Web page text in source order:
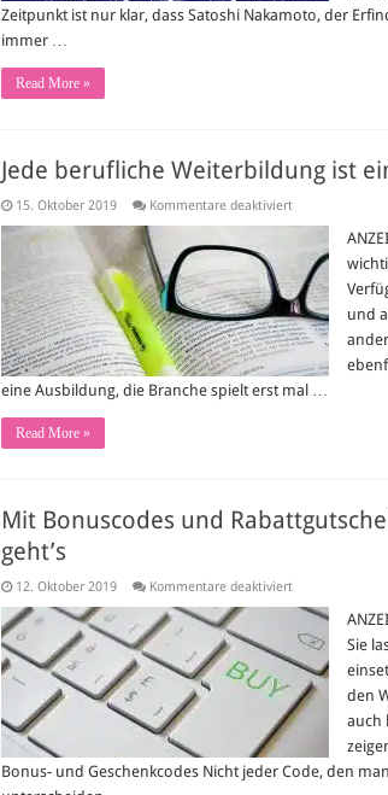
Zeitpunkt ist nur klar, dass Satoshi Nakamoto, der
immer …
Read More »
Jede berufliche Weiterbildung ist
15. Oktober 2019 Kommentare deaktiviertfür
berufliche
Weiterbildung
ein
Schritt
nach
vorne
und
eine Ausbildung, die Branche spielt erst mal …
Read More »
Mit Bonuscodes und
geht’s
12. Oktober 2019 Kommentare deaktiviertfür
Bonuscodes
und
im
Internet
bezahlen:
So
geht’s
Sie
den
auch
Bonus- und Geschenkcodes Nicht jeder Code, den